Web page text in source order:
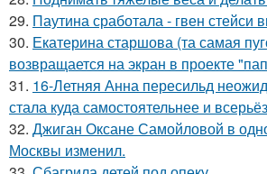
29. Паутина сработала - гвен стейси
30. Екатерина старшова (та самая
возвращается на экран в проекте
31. 16-Летняя Анна пересильд
стала куда самостоятельнее и
32. Джиган Оксане Самойловой в
Москвы изменил.